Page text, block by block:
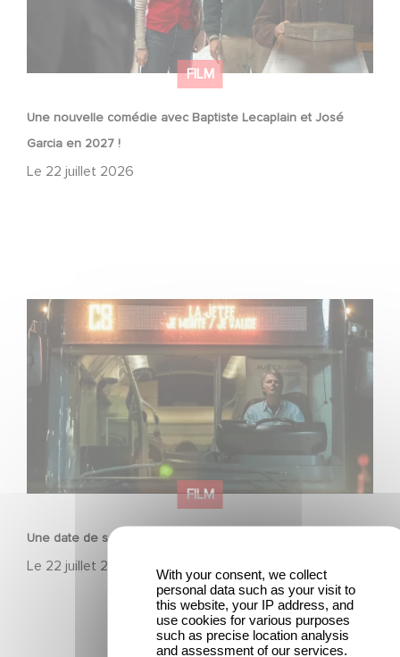
FILM
Une nouvelle comédie avec Baptiste Lecaplain et José
Garcia en 2027 !
Le 22 juillet 2026
FILM
Une date de sortie pour le nouveau film de Franck Dubosc
Le 22 juillet 2026
Une date de sortie pour le nouveau film de Franck
Dubosc
With your consent, we collect
personal data such as your visit to
this website, your IP address, and
use cookies for various purposes
such as precise location analysis
and assessment of our services.